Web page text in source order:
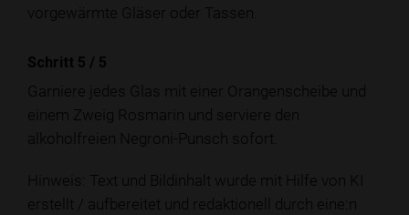
vorgewärmte Gläser oder Tassen.
Schritt 5 / 5
Garniere jedes Glas mit einer Orangenscheibe und
einem Zweig Rosmarin und serviere den
alkoholfreien Negroni-Punsch sofort.
Hinweis: Text und Bildinhalt wurde mit Hilfe von KI
erstellt / aufbereitet und redaktionell durch eine:n